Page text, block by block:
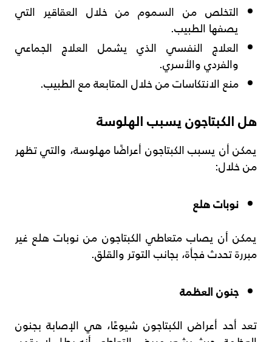
التخلص من السموم من خلال العقاقير التي
يصفها الطبيب.
العلاج النفسي الذي يشمل العلاج الجماعي
والفردي والأسري.
منع الانتكاسات من خلال المتابعة مع الطبيب.
هل الكبتاجون يسبب الهلوسة
يمكن أن يسبب الكبتاجون أعراضًا مهلوسة، والتي تظهر
من خلال:
نوبات هلع
يمكن أن يصاب متعاطي الكبتاجون من نوبات هلع غير
مبررة تحدث فجأة، بجانب التوتر والقلق.
جنون العظمة
تعد أحد أعراض الكبتاجون شيوعًا، هي الإصابة بجنون